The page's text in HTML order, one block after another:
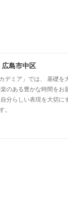
島市中区
デミア」では、 基礎
のある豊かな時間を
分らしい表現を大切